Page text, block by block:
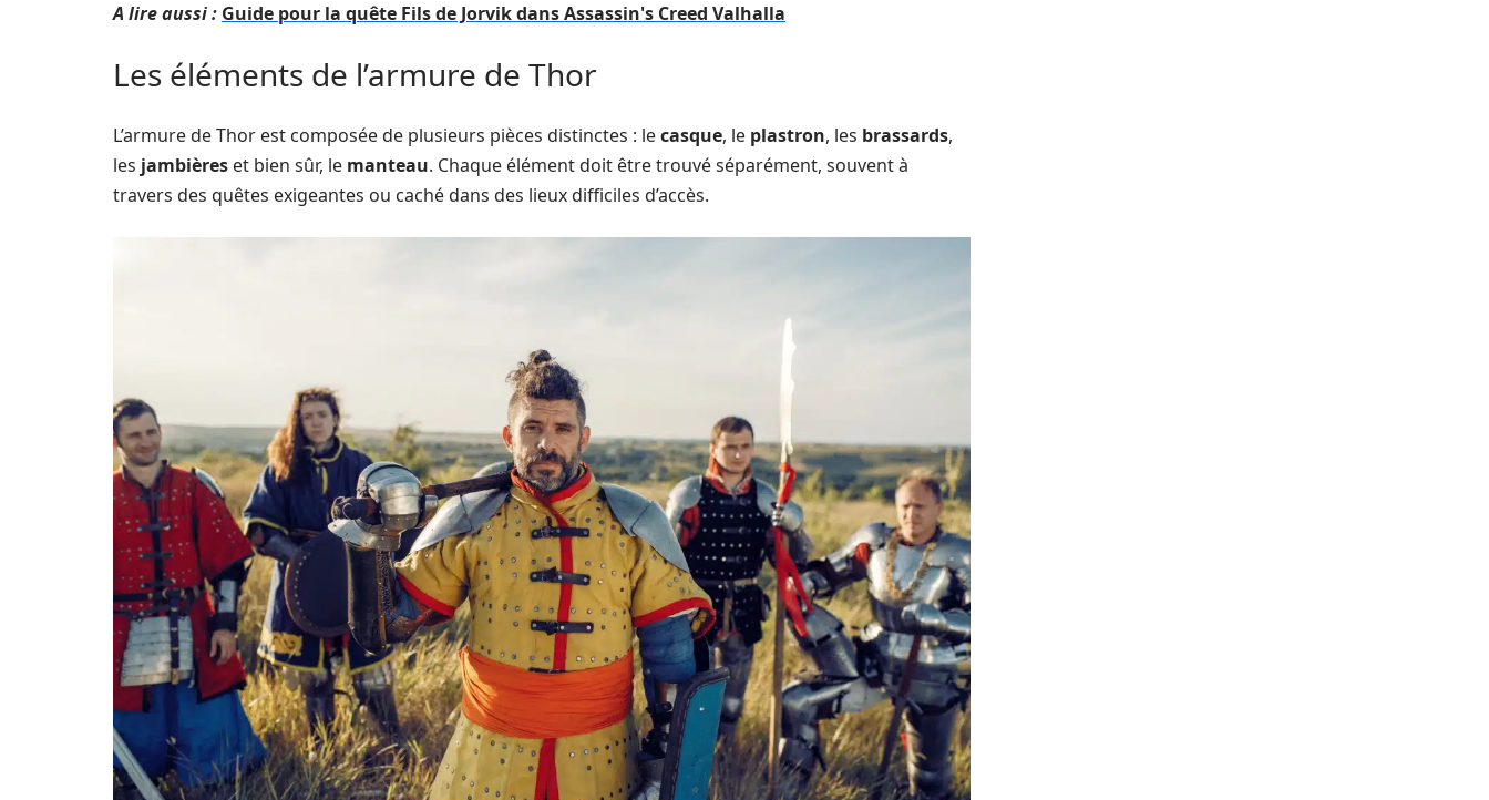
A lire aussi : Guide pour la quête Fils de Jorvik dans Assassin's Creed Valhalla
Les éléments de l’armure de Thor
L’armure de Thor est composée de plusieurs pièces distinctes : lecasque, le plastron, les brassards,
les jambières et bien sûr, le manteau. Chaque élément doit être trouvé séparément, souvent à
travers des quêtes exigeantes ou caché dans des lieux difficiles d’accès.